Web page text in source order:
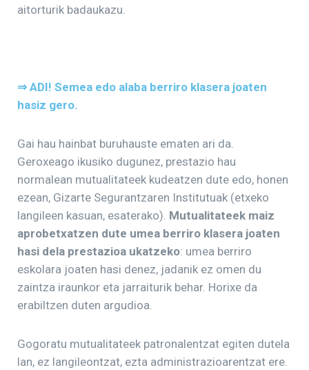
aitorturik badaukazu.
⇒ ADI! Semea edo alaba berriro klasera joaten
hasiz gero.
Gai hau hainbat buruhauste ematen ari da.
Geroxeago ikusiko dugunez, prestazio hau
normalean mutualitateek kudeatzen dute edo, honen
ezean, Gizarte Segurantzaren Institutuak (etxeko
langileen kasuan, esaterako). Mutualitateek maiz
aprobetxatzen dute umea berriro klasera joaten
hasi dela prestazioa ukatzeko: umea berriro
eskolara joaten hasi denez, jadanik ez omen du
zaintza iraunkor eta jarraiturik behar. Horixe da
erabiltzen duten argudioa.
Gogoratu mutualitateek patronalentzat egiten dutela
lan, ez langileontzat, ezta administrazioarentzat ere.